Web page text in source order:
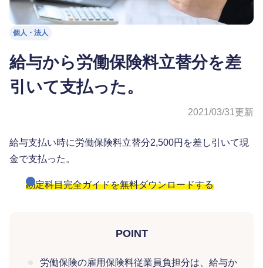
個人・法人
給与から労働保険料立替分を差
引いて支払った。
2021/03/31更新
給与支払い時に労働保険料立替分2,500円を差し引いて現
金で支払った。
勘定科目完全ガイドを無料ダウンロードする
POINT
労働保険の雇用保険料従業員負担分は、給与か